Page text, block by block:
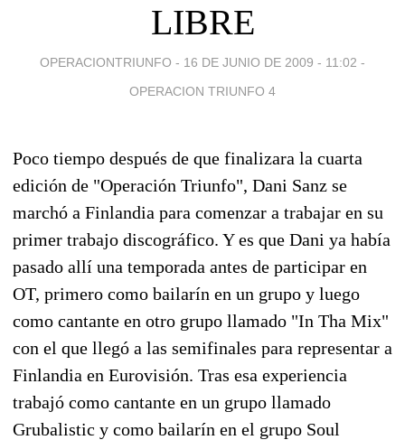
LIBRE
OPERACIONTRIUNFO - 16 DE JUNIO DE 2009 - 11:02 -
OPERACION TRIUNFO 4
Poco tiempo después de que finalizara la cuarta
edición de "Operación Triunfo", Dani Sanz se
marchó a Finlandia para comenzar a trabajar en su
primer trabajo discográfico. Y es que Dani ya había
pasado allí una temporada antes de participar en
OT, primero como bailarín en un grupo y luego
como cantante en otro grupo llamado "In Tha Mix"
con el que llegó a las semifinales para representar a
Finlandia en Eurovisión. Tras esa experiencia
trabajó como cantante en un grupo llamado
Grubalistic y como bailarín en el grupo Soul